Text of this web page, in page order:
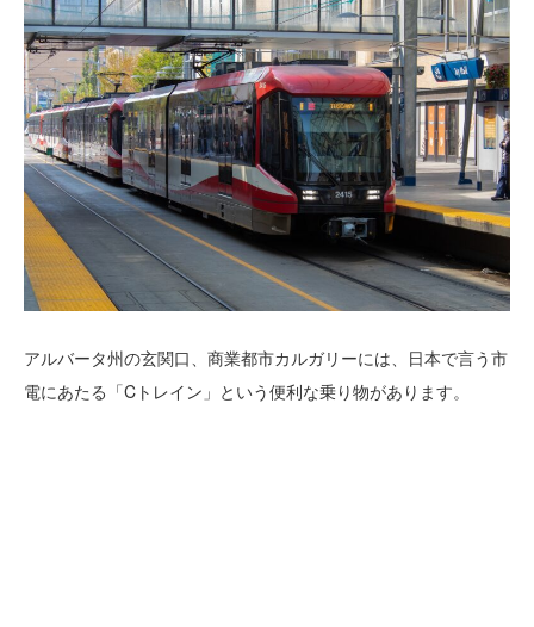
アルバータ州の玄関口、商業都市カルガリーには、日本で言う市
電にあたる「Cトレイン」という便利な乗り物があります。